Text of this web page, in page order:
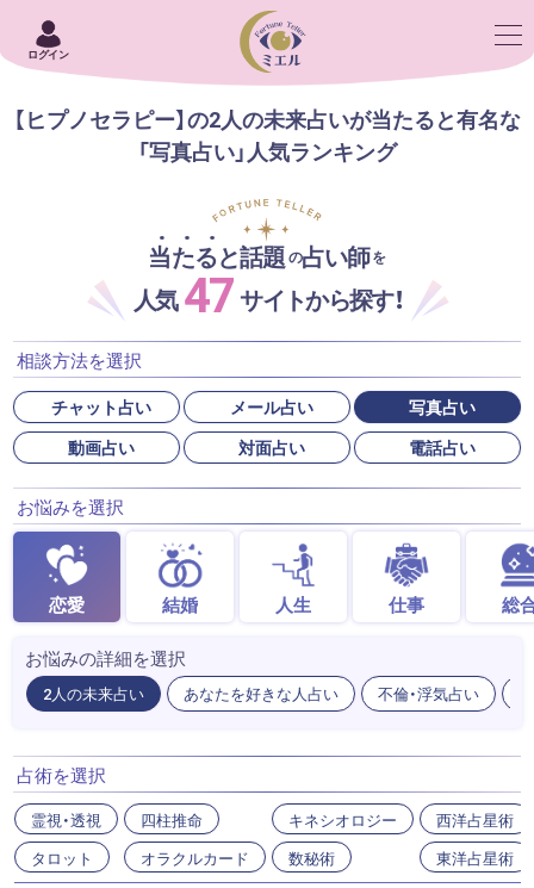
ログイン
【ヒプノセラピー】の2人の未来占いが当たると有名な
「写真占い」人気ランキング
当たると話題の占い師を
人気47サイトから探す！
相談方法を選択
チャット占い メール占い
写真占い
動画占い
対面占い 電話占い
お悩みを選択
恋愛 結婚 人生 仕事 総
お悩みの詳細を選択
2人の未来占い あなたを好きな人占い 不倫・浮気占い
占術を選択
霊視・透視
タロット
四柱推命
オラクルカード
キネシオロジー
数秘術
西洋占星術
東洋占星術